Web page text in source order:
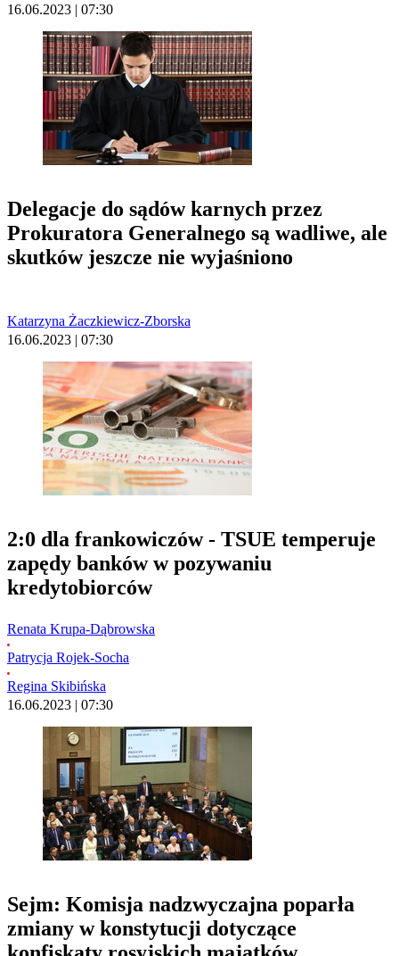
16.06.2023 | 07:30
Delegacje do sądów karnych przez
Prokuratora Generalnego są wadliwe, ale
skutków jeszcze nie wyjaśniono
Katarzyna Żaczkiewicz-Zborska
16.06.2023 | 07:30
2:0 dla frankowiczów - TSUE temperuje
zapędy banków w pozywaniu
kredytobiorców
Renata Krupa-Dąbrowska
Patrycja Rojek-Socha
Regina Skibińska
16.06.2023 | 07:30
Sejm: Komisja nadzwyczajna poparła
zmiany w konstytucji dotyczące